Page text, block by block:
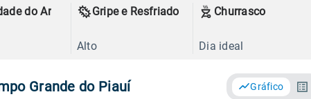
do Ar Gripe e Resfriado
Alto
Churrasco
Dia ideal
Grande do Piauí Gráfico